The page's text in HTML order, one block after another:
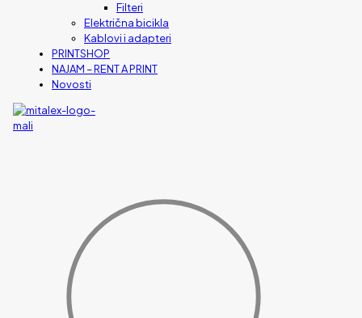
Filteri
Električna bicikla
Kablovi i adapteri
PRINTSHOP
NAJAM – RENT A PRINT
Novosti